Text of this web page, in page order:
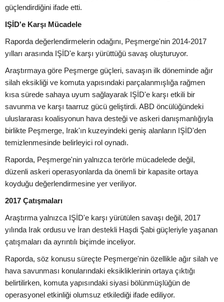
güçlendirdiğini ifade etti.
IŞİD'e Karşı Mücadele
Raporda değerlendirmelerin odağını, Peşmerge'nin 2014-2017
yılları arasında IŞİD'e karşı yürüttüğü savaş oluşturuyor.
Araştırmaya göre Peşmerge güçleri, savaşın ilk döneminde ağır
silah eksikliği ve komuta yapısındaki parçalanmışlığa rağmen
kısa sürede sahaya uyum sağlayarak IŞİD'e karşı etkili bir
savunma ve karşı taarruz gücü geliştirdi. ABD öncülüğündeki
uluslararası koalisyonun hava desteği ve askeri danışmanlığıyla
birlikte Peşmerge, Irak'ın kuzeyindeki geniş alanların IŞİD'den
temizlenmesinde belirleyici rol oynadı.
Raporda, Peşmerge'nin yalnızca terörle mücadelede değil,
düzenli askeri operasyonlarda da önemli bir kapasite ortaya
koyduğu değerlendirmesine yer veriliyor.
2017 Çatışmaları
Araştırma yalnızca IŞİD'e karşı yürütülen savaşı değil, 2017
yılında Irak ordusu ve İran destekli Haşdi Şabi güçleriyle yaşanan
çatışmaları da ayrıntılı biçimde inceliyor.
Raporda, söz konusu süreçte Peşmerge'nin özellikle ağır silah ve
hava savunması konularındaki eksikliklerinin ortaya çıktığı
belirtilirken, komuta yapısındaki siyasi bölünmüşlüğün de
operasyonel etkinliği olumsuz etkilediği ifade ediliyor.